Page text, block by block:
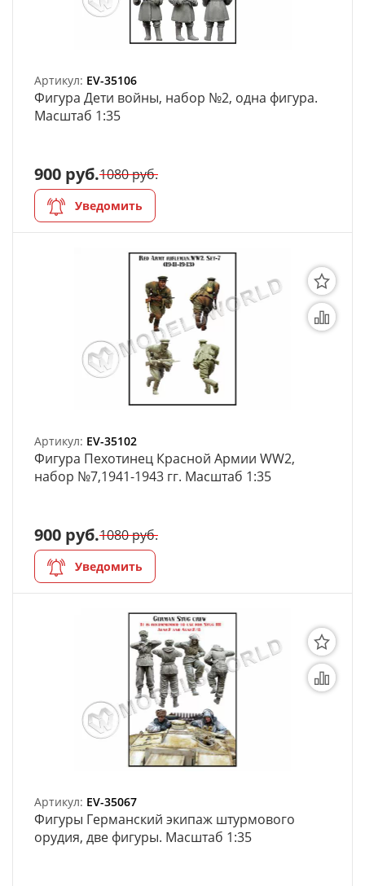
Артикул: EV-35106
Фигура Дети войны, набор №2, одна фигура.
Масштаб 1:35
900 руб.1080 руб.
Уведомить
Артикул: EV-35102
Фигура Пехотинец Красной Армии WW2,
набор №7,1941-1943 гг. Масштаб 1:35
900 руб.1080 руб.
Уведомить
Артикул: EV-35067
Фигуры Германский экипаж штурмового
орудия, две фигуры. Масштаб 1:35